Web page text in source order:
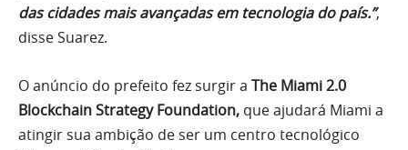
das cidades mais avançadas em tecnologia do país.”,
disse Suarez.
O anúncio do prefeito fez surgir a The Miami 2.0
Blockchain Strategy Foundation, que ajudará Miami a
atingir sua ambição de ser um centro tecnológico